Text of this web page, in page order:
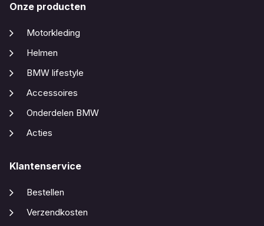
Onze producten
Motorkleding
Helmen
BMW lifestyle
Accessoires
Onderdelen BMW
Acties
Klantenservice
Bestellen
Verzendkosten